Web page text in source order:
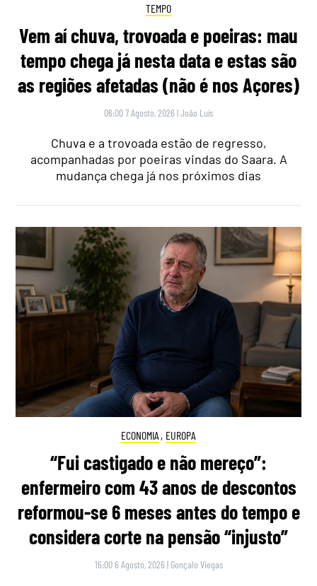
TEMPO
Vem aí chuva, trovoada e poeiras: mau
tempo chega já nesta data e estas são
as regiões afetadas (não é nos Açores)
06:00 7 Agosto, 2026 |João Luís
Chuva e a trovoada estão de regresso,
acompanhadas por poeiras vindas do Saara. A
mudança chega já nos próximos dias
ECONOMIA , EUROPA
“Fui castigado e não mereço”:
enfermeiro com 43 anos de descontos
reformou-se 6 meses antes do tempo e
considera corte na pensão “injusto”
16:00 6 Agosto, 2026 | Gonçalo Viegas